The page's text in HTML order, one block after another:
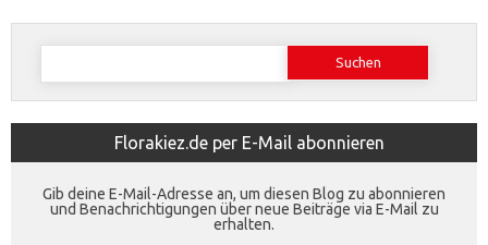
Suchen
Florakiez.de per E-Mail abonnieren
Gib deine E-Mail-Adresse an, um diesen Blog zu abonnieren
und Benachrichtigungen über neue Beiträge via E-Mail zu
erhalten.